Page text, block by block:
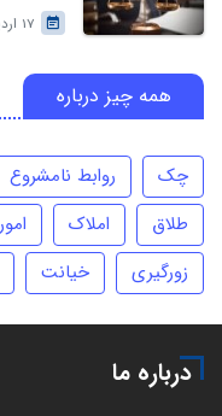
17 اردیبهشت 1403
همه چیز درباره
چک روابط نامشروع
طلاق
املاک
زورگیری
خیانت
درباره ما